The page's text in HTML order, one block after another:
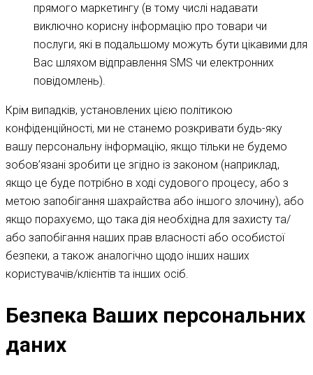
прямого маркетингу (в тому числі надавати
виключно корисну інформацію про товари чи
послуги, які в подальшому можуть бути цікавими для
Вас шляхом відправлення SMS чи електронних
повідомлень).
Крім випадків, установлених цією політикою
конфіденційності, ми не станемо розкривати будь-яку
вашу персональну інформацію, якщо тільки не будемо
зобов’язані зробити це згідно із законом (наприклад,
якщо це буде потрібно в ході судового процесу, або з
метою запобігання шахрайства або іншого злочину), або
якщо порахуємо, що така дія необхідна для захисту та/
або запобігання наших прав власності або особистої
безпеки, а також аналогічно щодо інших наших
користувачів/клієнтів та інших осіб.
Безпека Ваших персональних
даних